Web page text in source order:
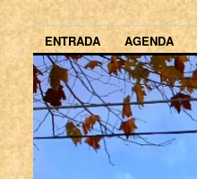
ENTRADA AGENDA